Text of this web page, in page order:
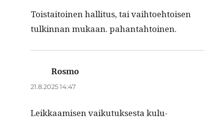
Tois­taitoinen hal­li­tus, tai vai­h­toe­htoisen
tulkin­nan mukaan. pahantahtoinen.
Rosmo
21.8.2025 14:47
Leikkaamisen vaiku­tuk­ses­ta kulu­